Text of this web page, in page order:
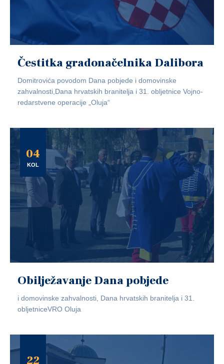
Čestitka gradonačelnika Dalibora
Domitrovića povodom Dana pobjede i domovinske
zahvalnosti,Dana hrvatskih branitelja i 31. obljetnice Vojno-
redarstvene operacije „Oluja“
04
KOL
Obilježavanje Dana pobjede
i domovinske zahvalnosti, Dana hrvatskih branitelja i 31.
obljetniceVRO Oluja
22